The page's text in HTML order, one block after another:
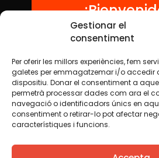
Gestionar el
consentiment
Per oferir les millors experiències, fem
galetes per emmagatzemar i/o accedir
dispositiu. Donar el consentiment a
permetrà processar dades com ara el
navegació o identificadors únics en
consentiment o retirar-lo pot afectar
característiques i funcions.
Redes sociales
TWT YTB IG FB IN
Aviso legalPolítica de
Creemos que el conocimiento